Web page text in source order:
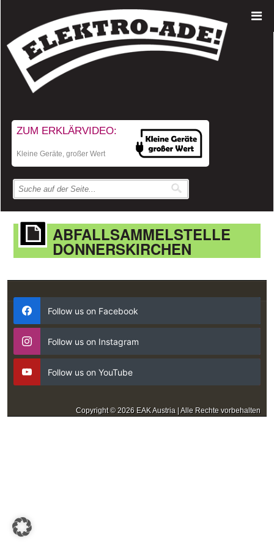
ZUM ERKLÄRVIDEO:
Kleine Geräte, großer Wert
ABFALLSAMMELSTELLE
DONNERSKIRCHEN
Follow us on Facebook
Follow us on Instagram
Follow us on YouTube
Copyright © 2026 EAK Austria | Alle Rechte vorbehalten